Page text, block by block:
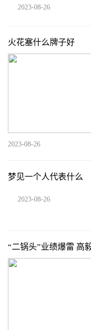
2023-08-26
火花塞什么牌子好
2023-08-26
梦见一个人代表什么
2023-08-26
“二锅头”业绩爆雷 高
倍 IBM开发出新AI芯